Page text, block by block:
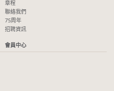
章程
聯絡我們
75周年
招聘資訊
會員中心